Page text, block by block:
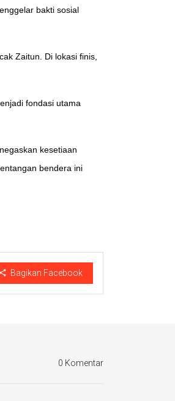
bakti sosial
Zaitun. Di lokasi finis,
fondasi utama
kesetiaan
bendera ini
Bagikan Facebook
0 Komentar